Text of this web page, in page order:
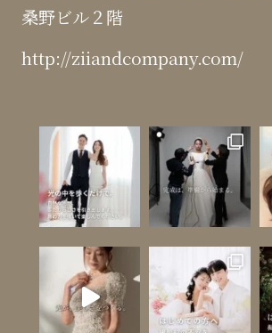
桑野ビル２階
http://ziiandcompany.com/